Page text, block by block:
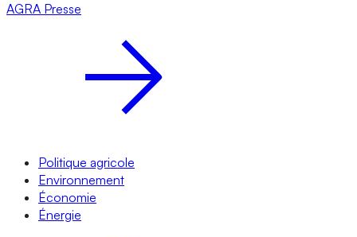
AGRA Presse
Politique agricole
Environnement
Économie
Énergie